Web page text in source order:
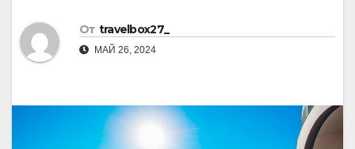
От travelbox27_
МАЙ 26, 2024